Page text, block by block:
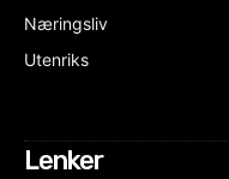
Næringsliv
Utenriks
Lenker